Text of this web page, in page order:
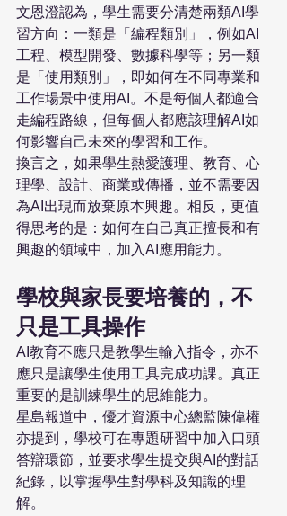
文恩澄認為，學生需要分清楚兩類AI學
習方向：一類是「編程類別」，例如AI
工程、模型開發、數據科學等；另一類
是「使用類別」，即如何在不同專業和
工作場景中使用AI。不是每個人都適合
走編程路線，但每個人都應該理解AI如
何影響自己未來的學習和工作。
換言之，如果學生熱愛護理、教育、心
理學、設計、商業或傳播，並不需要因
為AI出現而放棄原本興趣。相反，更值
得思考的是：如何在自己真正擅長和有
興趣的領域中，加入AI應用能力。
學校與家長要培養的，不
只是工具操作
AI教育不應只是教學生輸入指令，亦不
應只是讓學生使用工具完成功課。真正
重要的是訓練學生的思維能力。
星島報道中，優才資源中心總監陳偉權
亦提到，學校可在專題研習中加入口頭
答辯環節，並要求學生提交與AI的對話
紀錄，以掌握學生對學科及知識的理
解。